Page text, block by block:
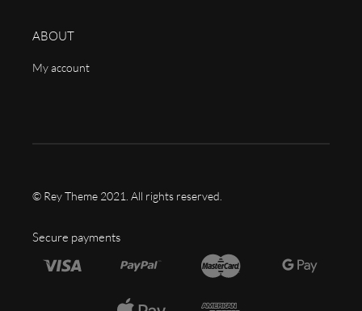
ABOUT
My account
© Rey Theme 2021. All rights reserved.
Secure payments